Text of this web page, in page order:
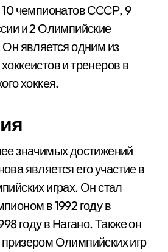
чемпионатов СССР, 9
и 2 Олимпийские
является одним из
и тренеров в
хоккея.
значимых достижений
является его участие в
играх. Он стал
в 1992 году в
году в Нагано. Также он
Олимпийских игр